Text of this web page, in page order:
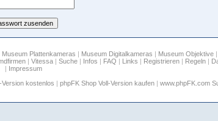
Museum Plattenkameras Museum Digitalkameras Museum Objektive
| Vitessa| Suche| Infos FAQ Links Registrieren| Regeln|
Impressum
kostenlos phpFK Shop Voll-Version kaufen www.phpFK.com